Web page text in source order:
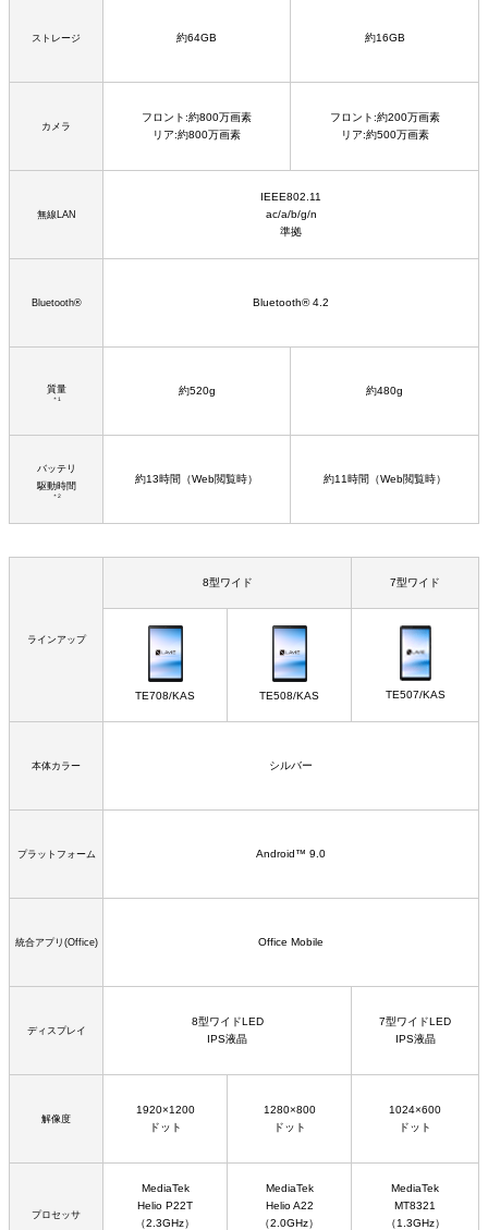
ストレージ 約64GB 約16GB
カメラ
フロント:約800万画素
リア:約800万画素
フロント:約200万画素
リア:約500万画素
無線LAN
IEEE802.11
ac/a/b/g/n
準拠
Bluetooth® Bluetooth® 4.2
質量
＊1
約520g 約480g
バッテリ
駆動時間
＊2
約13時間（Web閲覧時） 約11時間（Web閲覧時）
ラインアップ
8型ワイド 7型ワイド
TE708/KAS TE508/KAS TE507/KAS
本体カラー シルバー
プラットフォーム Android™ 9.0
統合アプリ(Office) Office Mobile
ディスプレイ
8型ワイドLED
IPS液晶
7型ワイドLED
IPS液晶
解像度
1920×1200
ドット
1280×800
ドット
1024×600
ドット
プロセッサ
MediaTek
Helio P22T
（2.3GHz）
MediaTek
Helio A22
（2.0GHz）
MediaTek
MT8321
（1.3GHz）